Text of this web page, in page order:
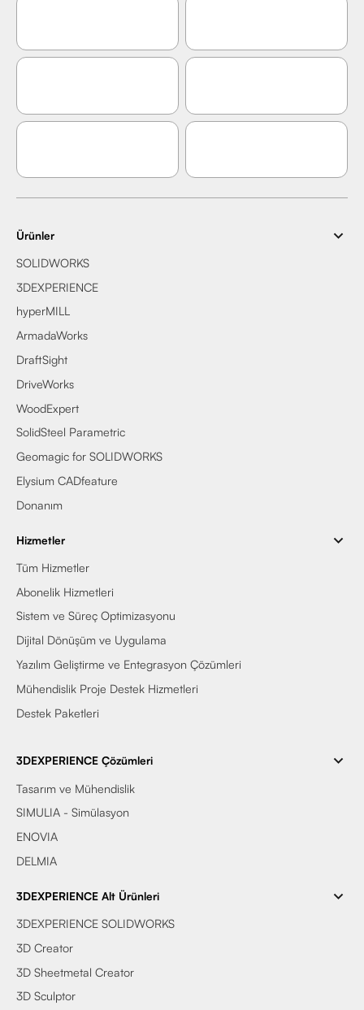
Ürünler
SOLIDWORKS
3DEXPERIENCE
hyperMILL
ArmadaWorks
DraftSight
DriveWorks
WoodExpert
SolidSteel Parametric
Geomagic for SOLIDWORKS
Elysium CADfeature
Donanım
Hizmetler
Tüm Hizmetler
Abonelik Hizmetleri
Sistem ve Süreç Optimizasyonu
Dijital Dönüşüm ve Uygulama
Yazılım Geliştirme ve Entegrasyon Çözümleri
Mühendislik Proje Destek Hizmetleri
Destek Paketleri
3DEXPERIENCE Çözümleri
Tasarım ve Mühendislik
SIMULIA - Simülasyon
ENOVIA
DELMIA
3DEXPERIENCE Alt Ürünleri
3DEXPERIENCE SOLIDWORKS
3D Creator
3D Sheetmetal Creator
3D Sculptor